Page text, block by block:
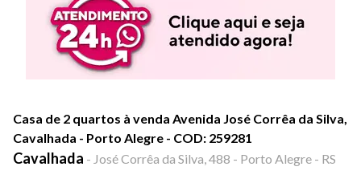
Casa de 2 quartos à venda Avenida José Corrêa da Silva,
Cavalhada - Porto Alegre - COD: 259281
Cavalhada - José Corrêa da Silva, 488 - Porto Alegre - RS